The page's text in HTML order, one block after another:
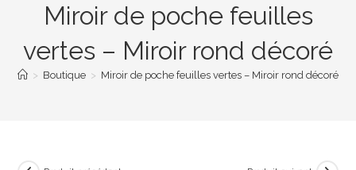
Miroir de poche feuilles
vertes – Miroir rond décoré
> Boutique > Miroir de poche feuilles vertes – Miroir rond décoré